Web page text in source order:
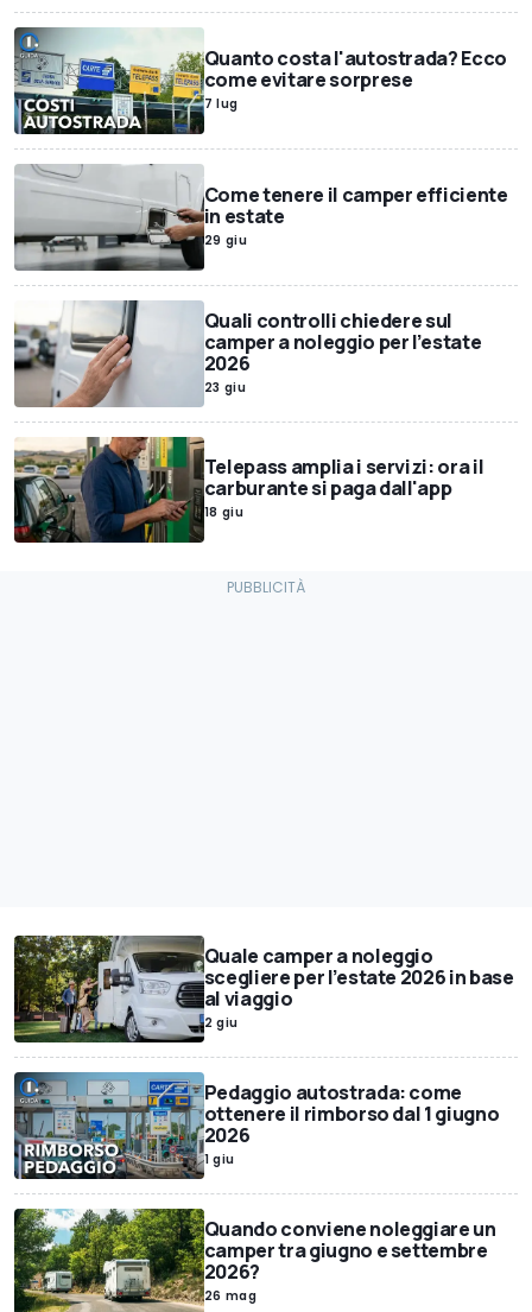
Quanto costa l'autostrada? Ecco
come evitare sorprese
7 lug
Come tenere il camper efficiente
in estate
29 giu
Quali controlli chiedere sul
camper a noleggio per l’estate
2026
23 giu
Telepass amplia i servizi: ora il
carburante si paga dall'app
18 giu
Quale camper a noleggio
scegliere per l’estate 2026 in base
al viaggio
2 giu
Pedaggio autostrada: come
ottenere il rimborso dal 1 giugno
2026
1 giu
Quando conviene noleggiare un
camper tra giugno e settembre
2026?
26 mag